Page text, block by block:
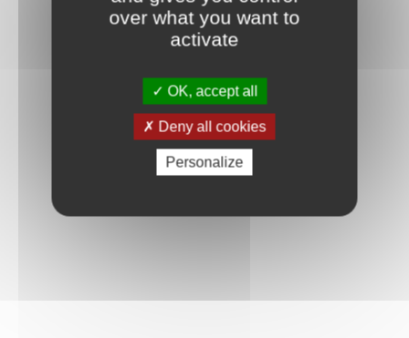
over what you want to
activate
OK, accept all
Deny all cookies
Personalize